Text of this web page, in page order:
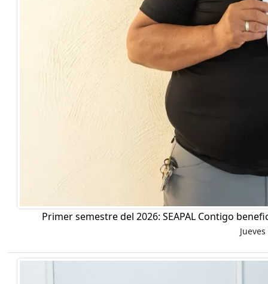
Primer semestre del 2026: SEAPAL Contigo